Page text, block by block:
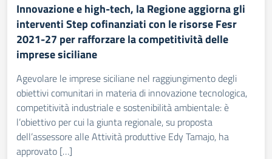
Innovazione e high-tech, la Regione aggiorna gli
interventi Step cofinanziati con le risorse Fesr
2021-27 per rafforzare la competitività delle
imprese siciliane
Agevolare le imprese siciliane nel raggiungimento degli
obiettivi comunitari in materia di innovazione tecnologica,
competitività industriale e sostenibilità ambientale: è
l’obiettivo per cui la giunta regionale, su proposta
dell’assessore alle Attività produttive Edy Tamajo, ha
approvato […]